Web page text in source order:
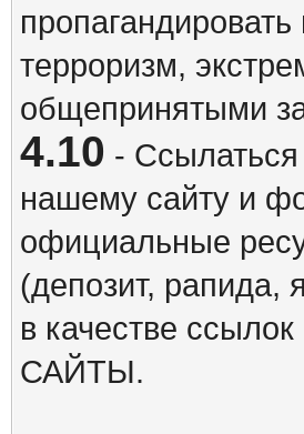
терроризм,
общепринятыми
4.10 -
нашему сайту и
официальные
(депозит, рапида,
в качестве
САЙТЫ.